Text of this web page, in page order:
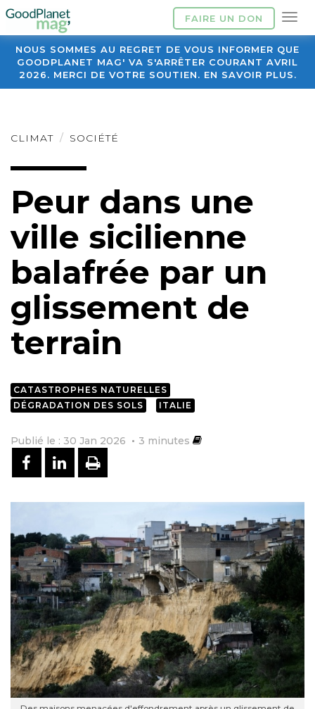
FAIRE UN DON
NOUS SOMMES AU REGRET DE VOUS INFORMER QUE
GOODPLANET MAG' VA S'ARRÊTER COURANT AVRIL
2026. MERCI DE VOTRE SOUTIEN. EN SAVOIR PLUS.
CLIMAT SOCIÉTÉ
Peur dans une
ville sicilienne
balafrée par un
glissement de
terrain
CATASTROPHES NATURELLES
DÉGRADATION DES SOLS
ITALIE
Publié le : 30 Jan 2026 3 minutes
PARTAGER SUR FACEBOOK
PARTAGER SUR LINKEDIN
IMPRIMER